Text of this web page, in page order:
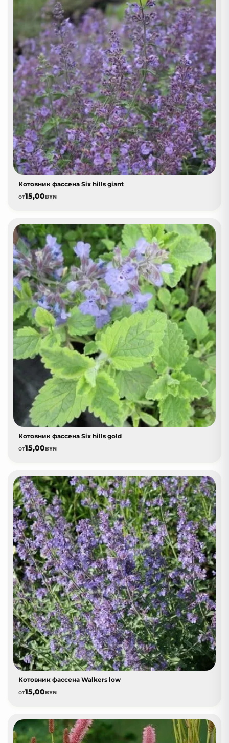
Котовник фассена Six hills giant
от15,00BYN
Котовник фассена Six hills gold
от15,00BYN
Котовник фассена Walkers low
от15,00BYN